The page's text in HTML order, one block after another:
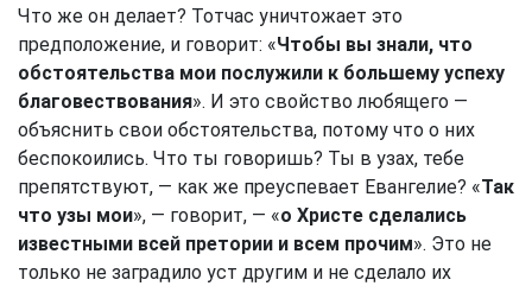
Что же он делает? Тотчас уничтожает это
предположение, и говорит: «Чтобы вы знали, что
обстоятельства мои послужили к большему успеху
благовествования». И это свойство любящего —
объяснить свои обстоятельства, потому что о них
беспокоились. Что ты говоришь? Ты в узах, тебе
препятствуют, — как же преуспевает Евангелие? «Так
что узы мои», — говорит, — «о Христе сделались
известными всей претории и всем прочим». Это не
только не заградило уст другим и не сделало их